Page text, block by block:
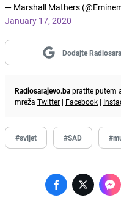
— Marshall Mathers
January 17, 2020
Dodajte
Radiosarajevo.bapratite putem
mreža Twitter | Facebook |
#svijet #SAD